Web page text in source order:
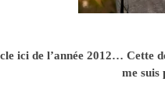
ici de l’année 2012… Cette
me